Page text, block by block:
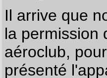
Il arrive que
la permission
aéroclub,
présenté